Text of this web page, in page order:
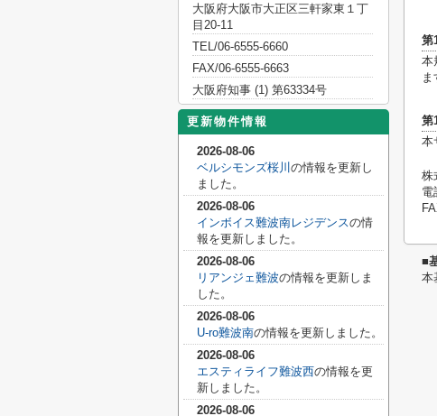
第
本
ま
第
本
株
電
■
本
大阪府大阪市大正区三軒家東１丁
目20-11
TEL/06-6555-6660
FAX/06-6555-6663
大阪府知事 (1) 第63334号
更新物件情報
2026-08-06
ベルシモンズ桜川 の情報を更新し
ました。
2026-08-06
インボイス難波南レジデンスの情
報を更新しました。
2026-08-06
リアンジェ難波の情報を更新しま
した。
2026-08-06
U-ro難波南の情報を更新しました。
2026-08-06
エスティライフ難波西の情報を更
新しました。
2026-08-06